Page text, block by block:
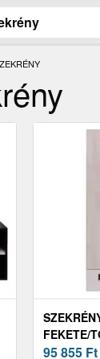
FEKETE/
95 855 Ft